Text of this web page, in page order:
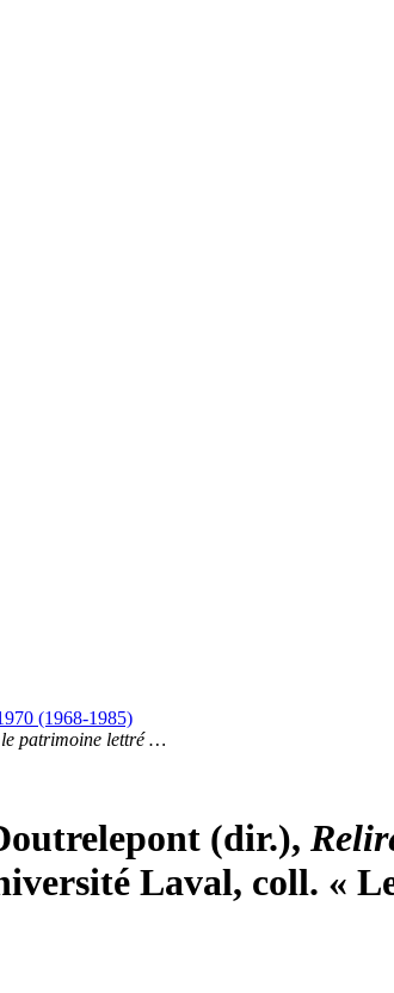
(1968-1985)
le patrimoine lettré …
(dir.),
Laval, coll. «